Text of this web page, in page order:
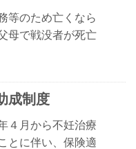
等のため亡くなら
母で戦没者が死亡
成制度
４月から不妊治療
とに伴い、保険適